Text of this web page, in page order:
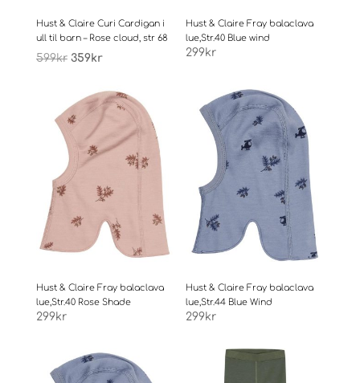
Hust & Claire Curi Cardigan i
ull til barn – Rose cloud, str 68
599kr
Opprinnelig
var:
599kr.
359kr
er:
359kr.
Hust & Claire Fray balaclava
lue,Str.40 Blue wind
299kr
Hust & Claire Fray balaclava
lue,Str.40 Rose Shade
299kr
Hust & Claire Fray balaclava
lue,Str.44 Blue Wind
299kr